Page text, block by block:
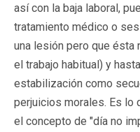
así con la baja laboral,
tratamiento médico o
una lesión pero que ésta
el trabajo habitual) y
estabilización como
perjuicios morales. Es lo
el concepto de "día no